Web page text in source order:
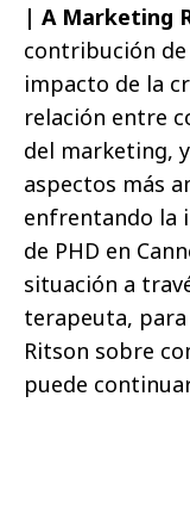
| A Marketing
contribución
impacto de la
relación entre
del marketing,
aspectos más
enfrentando la
de PHD en
situación a
terapeuta,
Ritson sobre
puede